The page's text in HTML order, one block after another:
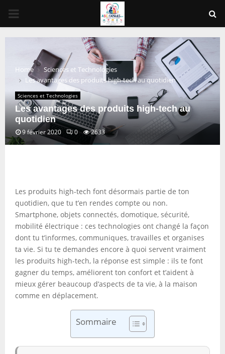
PRIMARY
MENU
Home
Sciences et Technologies
Les avantages des produits high-tech au quotidien
Sciences et Technologies
Les avantages des produits high-tech au
quotidien
9 février 2020 0 2633
Les produits high-tech font désormais partie de ton
quotidien, que tu t’en rendes compte ou non.
Smartphone, objets connectés, domotique, sécurité,
mobilité électrique : ces technologies ont changé la façon
dont tu t’informes, communiques, travailles et organises
ta vie. Si tu te demandes encore à quoi servent vraiment
les produits high-tech, la réponse est simple : ils te font
gagner du temps, améliorent ton confort et t’aident à
mieux gérer beaucoup d’aspects de ta vie, à la maison
comme en déplacement.
Sommaire